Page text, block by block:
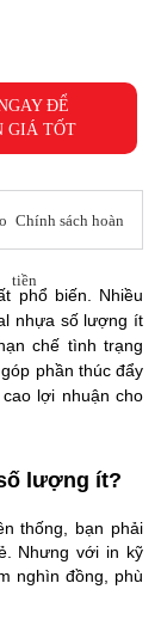
ĐỂ
GIÁ TỐT
Chính sách hoàn
tiền
phổ biến. Nhiều
nhựa số lượng ít
chế tình trạng
phần thúc đẩy
lợi nhuận cho
lượng ít?
thống, bạn phải
Nhưng với in kỹ
nghìn đồng, phù